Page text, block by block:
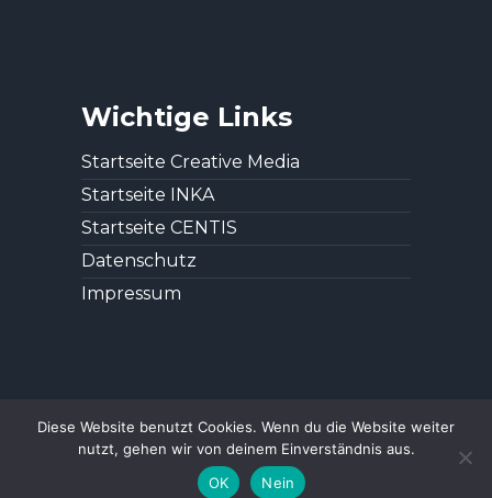
Wichtige Links
Startseite Creative Media
Startseite INKA
Startseite CENTIS
Datenschutz
Impressum
Diese Website benutzt Cookies. Wenn du die Website weiter
nutzt, gehen wir von deinem Einverständnis aus.
OK
Nein